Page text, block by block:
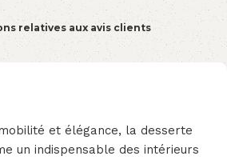
relatives aux avis clients
et élégance, la desserte
un indispensable des intérieurs